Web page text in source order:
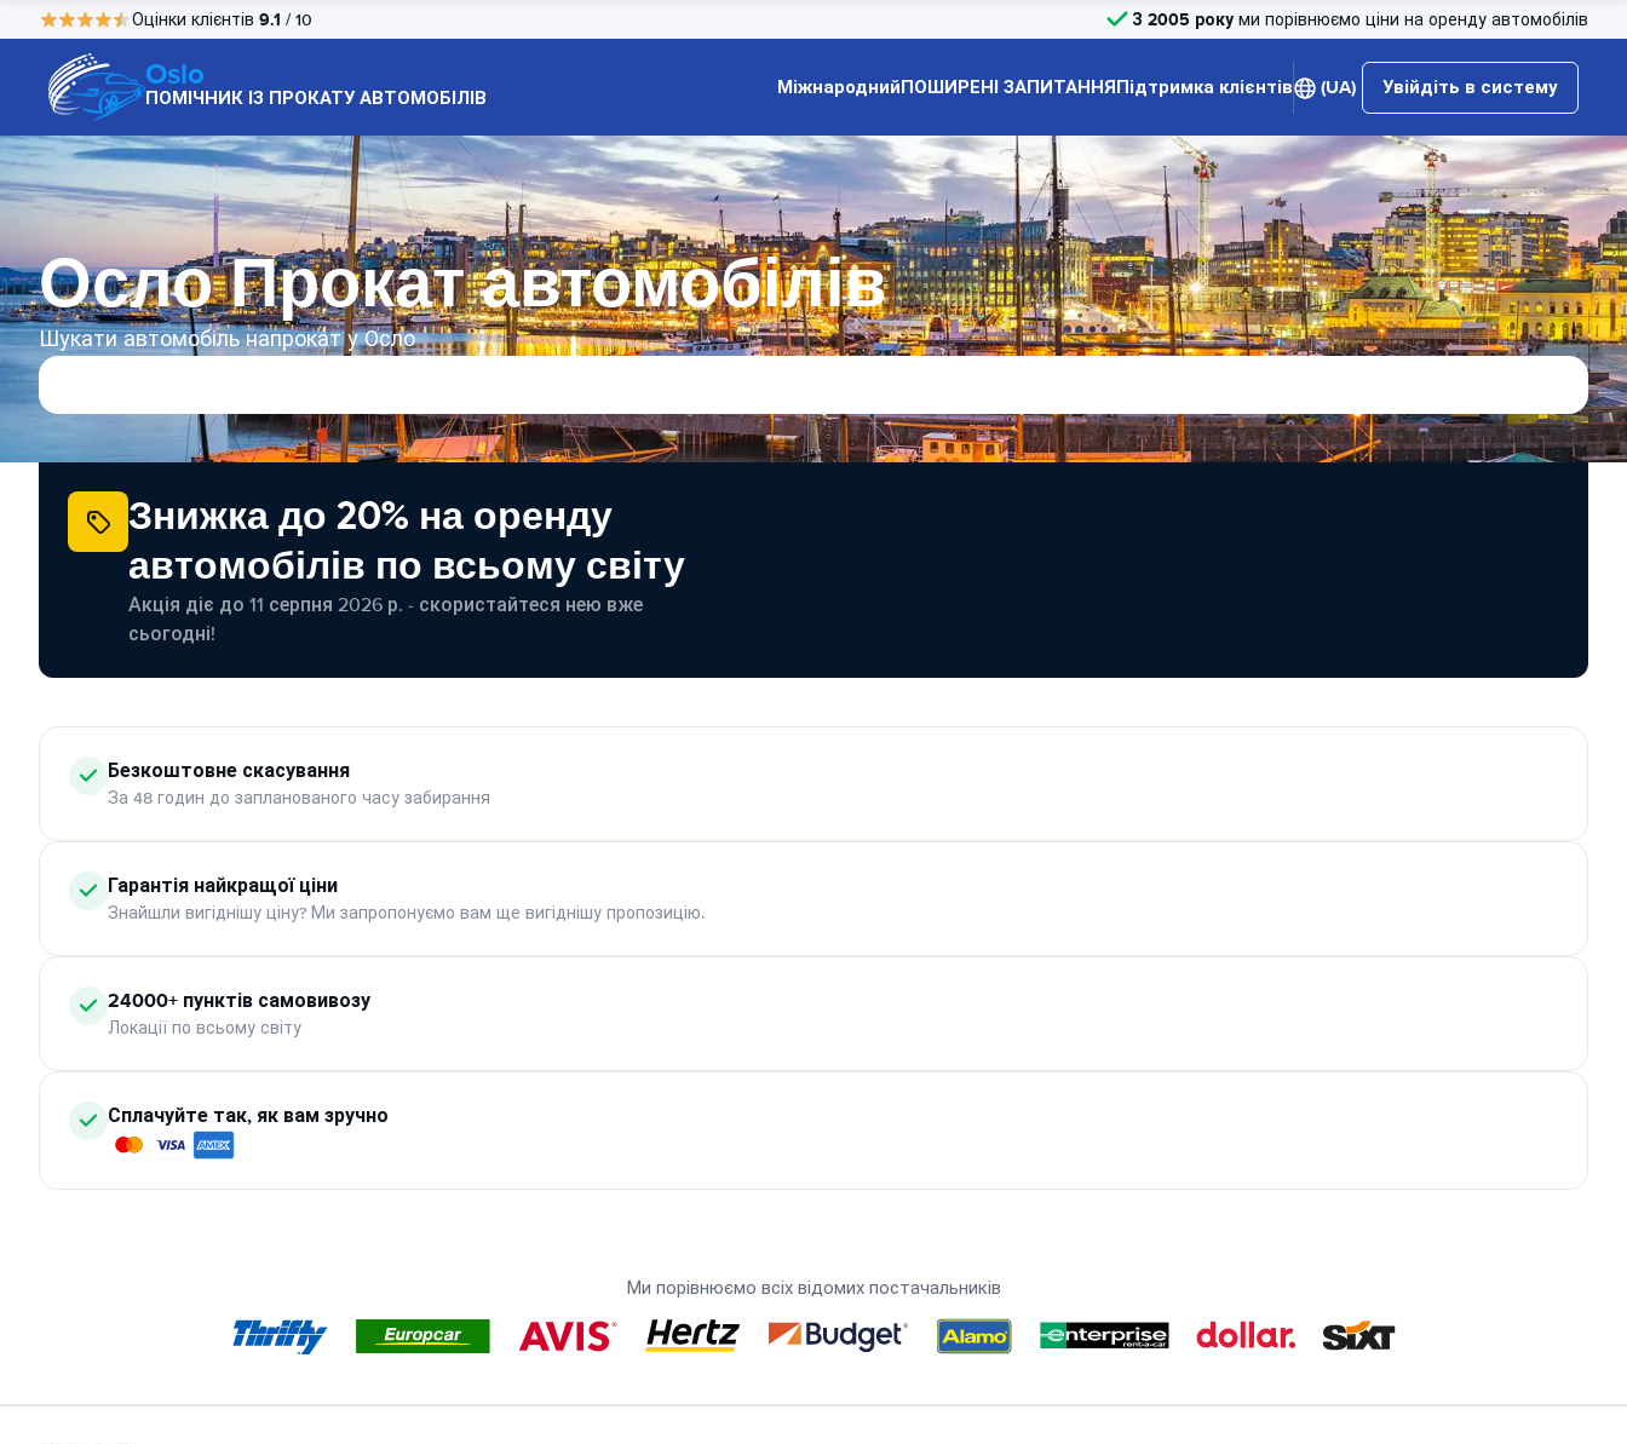
Оцінки клієнтів 9.1 / 10 З 2005 року ми порівнюємо ціни на оренду автомобілів
Oslo
ПОМІЧНИК ІЗ ПРОКАТУ АВТОМОБІЛІВ МіжнароднийПОШИРЕНІ ЗАПИТАННЯПідтримка клієнтів (UA) Увійдіть в систему
Осло Прокат автомобілів
Шукати автомобіль напрокат у Осло
Знижка до 20% на оренду
автомобілів по всьому світу
Акція діє до 11 серпня 2026 р. - скористайтеся нею вже
сьогодні!
Безкоштовне скасування
За 48 годин до запланованого часу забирання
Гарантія найкращої ціни
Знайшли вигіднішу ціну? Ми запропонуємо вам ще вигіднішу пропозицію.
24000+ пунктів самовивозу
Локації по всьому світу
Сплачуйте так, як вам зручно
Ми порівнюємо всіх відомих постачальників